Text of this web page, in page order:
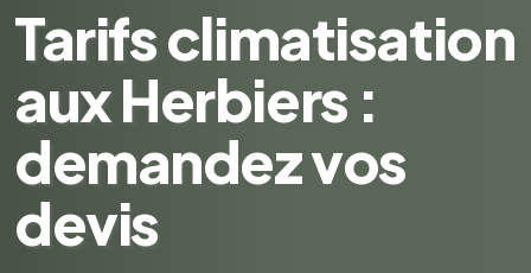
Tarifs climatisation
aux Herbiers :
demandez vos
devis